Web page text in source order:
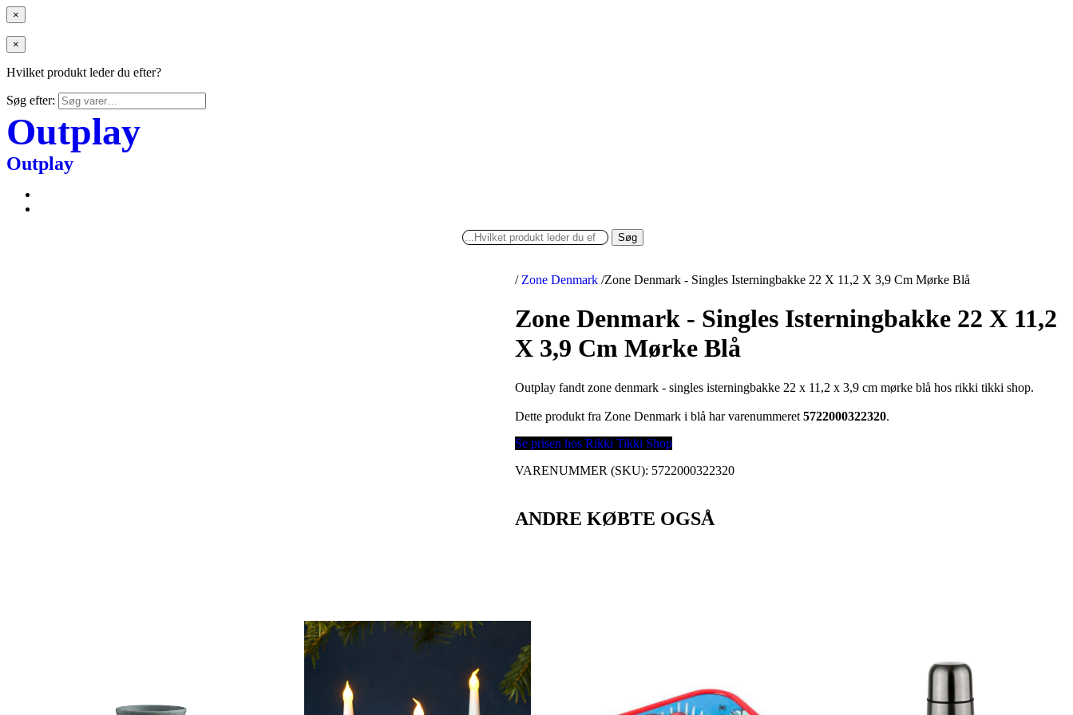
×
×
Hvilket produkt leder du efter?
Søg efter:
Outplay
Outplay
Søg
/ Zone Denmark /Zone Denmark - Singles Isterningbakke 22 X 11,2 X 3,9 Cm Mørke Blå
Zone Denmark - Singles Isterningbakke 22 X 11,2
X 3,9 Cm Mørke Blå
Outplay fandt zone denmark - singles isterningbakke 22 x 11,2 x 3,9 cm mørke blå hos rikki tikki shop.
Dette produkt fra Zone Denmark i blå har varenummeret5722000322320.
Se prisen hos Rikki Tikki Shop
VARENUMMER (SKU): 5722000322320
ANDRE KØBTE OGSÅ